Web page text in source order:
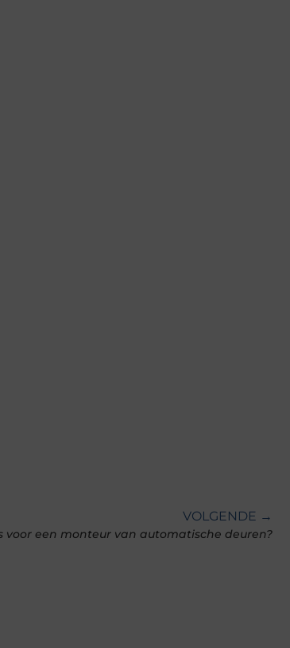
VOLGENDE →
een monteur van automatische deuren?